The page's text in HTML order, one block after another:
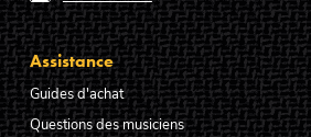
Assistance
Guides d'achat
Questions des musiciens